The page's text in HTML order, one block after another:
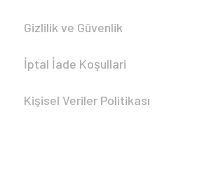
Gizlilik ve Güvenlik
İptal İade Koşullari
Kişisel Veriler Politikası